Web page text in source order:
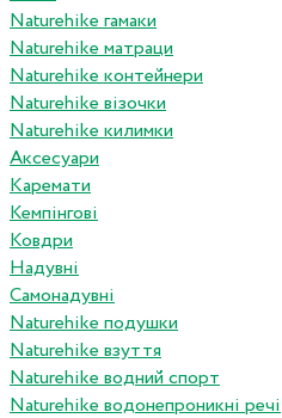
Naturehike гамаки
Naturehike матраци
Naturehike контейнери
Naturehike візочки
Naturehike килимки
Аксесуари
Каремати
Кемпінгові
Ковдри
Надувні
Самонадувні
Naturehike подушки
Naturehike взуття
Naturehike водний спорт
Naturehike водонепроникні речі